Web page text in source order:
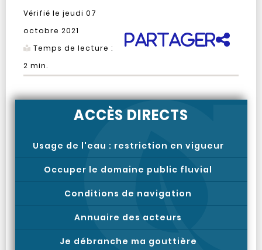
Vérifié le jeudi 07
octobre 2021
Temps de lecture :
2 min.
Partager
ACCÈS DIRECTS
Usage de l'eau : restriction en vigueur
Occuper le domaine public fluvial
Conditions de navigation
Annuaire des acteurs
Je débranche ma gouttière